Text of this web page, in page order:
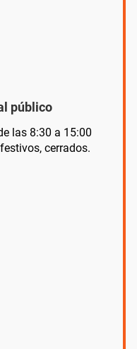
público
las 8:30 a 15:00
cerrados.